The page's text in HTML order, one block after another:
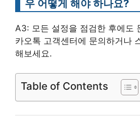
우 어떻게 해야 하나요?
A3: 모든 설정을 점검한 후에도
카오톡 고객센터에 문의하거나
해보세요.
Table of Contents